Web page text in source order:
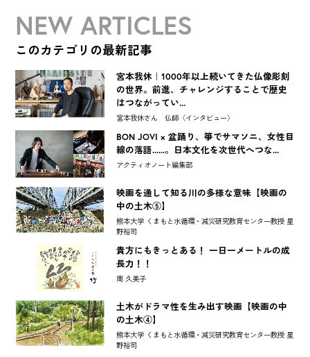
NEW ARTICLES
このカテゴリの最新記事
宮本我休｜1000年以上続いてきた仏像彫刻
の世界。前進、チャレンジすることで歴史
はつながってい...
宮本我休さん 仏師〈インタビュー〉
BON JOVI × 盆踊り、箏でサマソニ、女性目
線の落語......。日本文化を次世代へつな...
アクティオノート編集部
映画を通して知る川の多様な意味【映画の
中の土木⑤】
熊本大学 くまもと水循環・減災研究教育センター教授 星
野裕司
貴方にもきっとある！ 一日一メートルの成
長力！！
南 久美子
土木がドラマ性を生み出す映画【映画の中
の土木④】
熊本大学 くまもと水循環・減災研究教育センター教授 星
野裕司